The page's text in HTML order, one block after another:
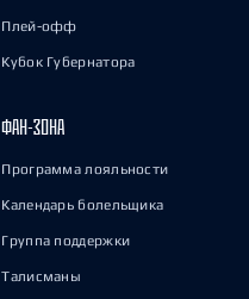
Плей-офф
Кубок Губернатора
ФАН-ЗОНА
Программа лояльности
Календарь болельщика
Группа поддержки
Талисманы